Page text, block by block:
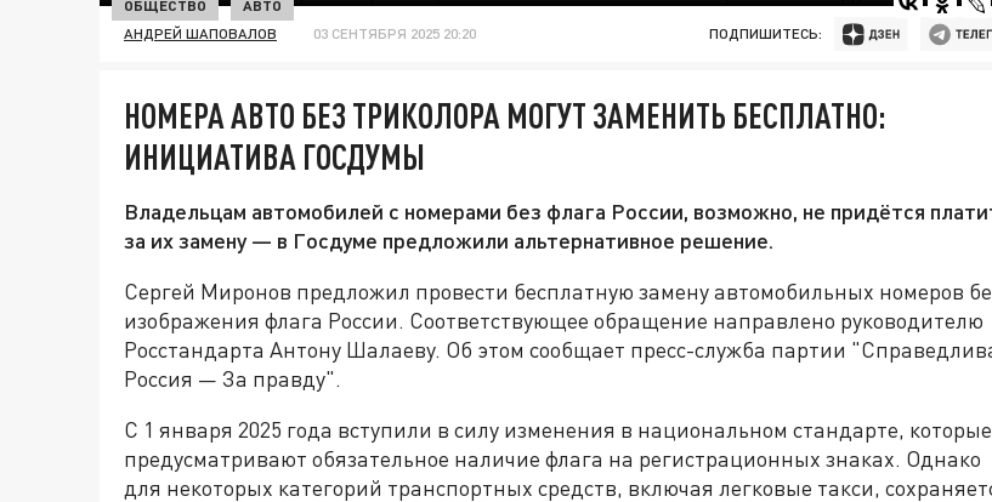
ОБЩЕСТВО АВТО
АНДРЕЙ ШАПОВАЛОВ 03 СЕНТЯБРЯ 2025 20:20 ПОДПИШИТЕСЬ:
НОМЕРА АВТО БЕЗ ТРИКОЛОРА МОГУТ ЗАМЕНИТЬ БЕСПЛАТНО:
ИНИЦИАТИВА ГОСДУМЫ
Владельцам автомобилей с номерами без флага России, возможно, не придётся
за их замену — в Госдуме предложили альтернативное решение.
Сергей Миронов предложил провести бесплатную замену автомобильных номеров
изображения флага России. Соответствующее обращение направлено руководителю
Росстандарта Антону Шалаеву. Об этом сообщает пресс-служба партии
Россия — За правду".
С 1 января 2025 года вступили в силу изменения в национальном стандарте, которые
предусматривают обязательное наличие флага на регистрационных знаках. Однако
для некоторых категорий транспортных средств, включая легковые такси,